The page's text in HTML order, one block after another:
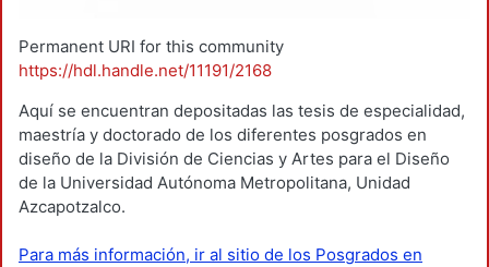
Permanent URI for this community
https://hdl.handle.net/11191/2168
Aquí se encuentran depositadas las tesis de especialidad,
maestría y doctorado de los diferentes posgrados en
diseño de la División de Ciencias y Artes para el Diseño
de la Universidad Autónoma Metropolitana, Unidad
Azcapotzalco.
Para más información, ir al sitio de los Posgrados en